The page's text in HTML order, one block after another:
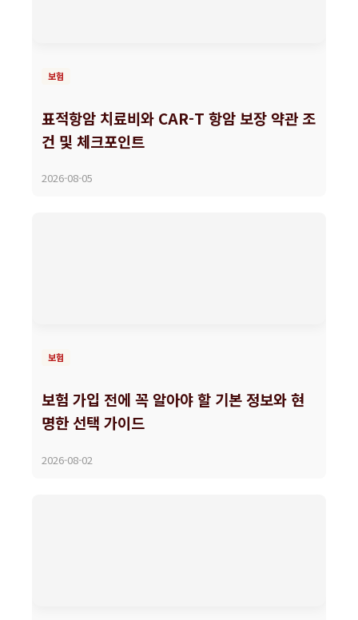
보험
표적항암 치료비와 CAR-T 항암 보장 약관 조
건 및 체크포인트
2026-08-05
보험
보험 가입 전에 꼭 알아야 할 기본 정보와 현
명한 선택 가이드
2026-08-02